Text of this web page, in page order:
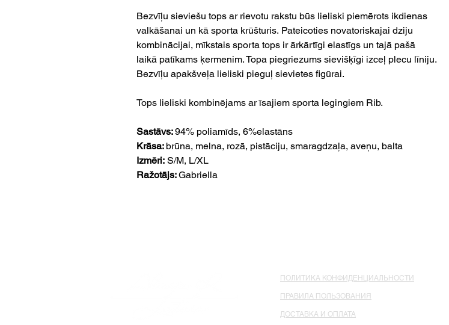
Bezvīļu sieviešu tops ar rievotu rakstu būs lieliski piemērots ikdienas
valkāšanai un kā sporta krūšturis. Pateicoties novatoriskajai dziju
kombinācijai, mīkstais sporta tops ir ārkārtīgi elastīgs un tajā pašā
laikā patīkams ķermenim. Topa piegriezums sievišķīgi izceļ plecu līniju.
Bezvīļu apakšveļa lieliski pieguļ sievietes figūrai.
Tops lieliski kombinējams ar īsajiem sporta legingiem Rib.
Sastāvs:94% poliamīds, 6%elastāns
Krāsa: brūna, melna, rozā, pistāciju, smaragdzaļa, aveņu, balta
Izmēri: S/M, L/XL
Ražotājs:Gabriella
ПОЛИТИКА КОНФИДЕНЦИАЛЬНОСТИ
ПРАВИЛА ПОЛЬЗОВАНИЯ
ДОСТАВКА И ОПЛАТА